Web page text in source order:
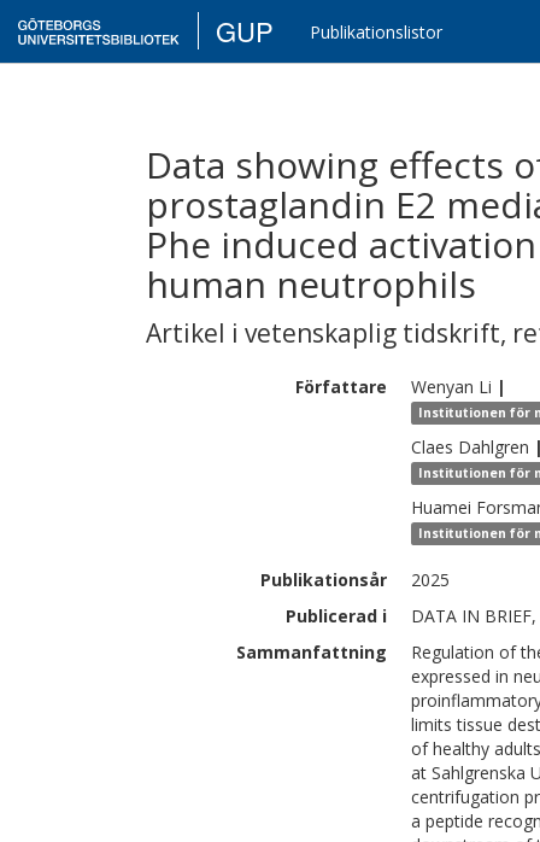
GUP Publikationslistor
Data showing effects
prostaglandin E2
Phe induced
human neutrophils
Artikel i vetenskaplig tidskrift,
Författare Wenyan Li |
Institutionen för
Claes Dahlgren
Institutionen för
Huamei
Institutionen för
Publikationsår
2025
Publicerad i
DATA IN
Sammanfattning
Regulation of
expressed in
limits tissue
of healthy
at Sahlgrenska
centrifugation
a peptide